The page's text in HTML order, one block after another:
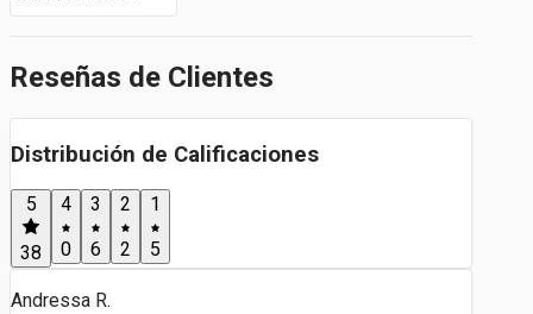
Reseñas de Clientes
Distribución de Calificaciones
5
38
4
0
3
6
2
2
1
5
Andressa R.